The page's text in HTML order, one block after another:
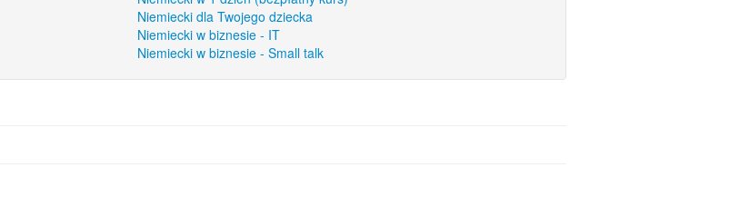
Niemiecki dla Twojego dziecka
Niemiecki w biznesie - IT
Niemiecki w biznesie - Small talk